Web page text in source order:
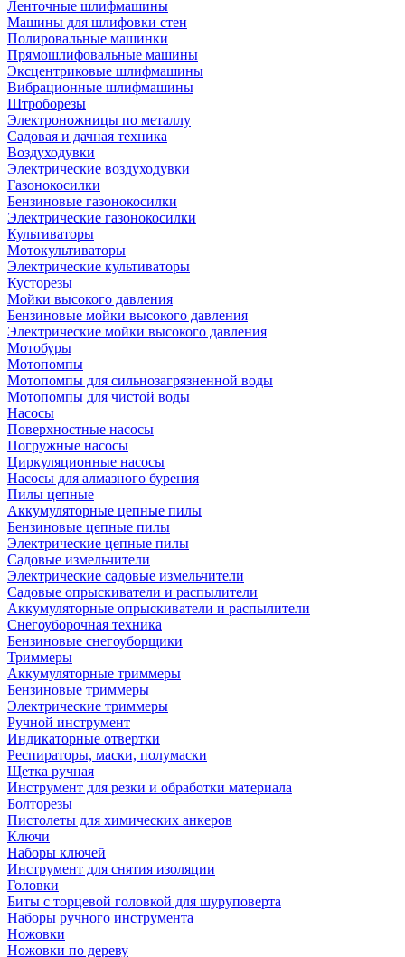
Ленточные шлифмашины
Машины для шлифовки стен
Полировальные машинки
Прямошлифовальные машины
Эксцентриковые шлифмашины
Вибрационные шлифмашины
Штроборезы
Электроножницы по металлу
Садовая и дачная техника
Воздуходувки
Электрические воздуходувки
Газонокосилки
Бензиновые газонокосилки
Электрические газонокосилки
Культиваторы
Мотокультиваторы
Электрические культиваторы
Кусторезы
Мойки высокого давления
Бензиновые мойки высокого давления
Электрические мойки высокого давления
Мотобуры
Мотопомпы
Мотопомпы для сильнозагрязненной воды
Мотопомпы для чистой воды
Насосы
Поверхностные насосы
Погружные насосы
Циркуляционные насосы
Насосы для алмазного бурения
Пилы цепные
Аккумуляторные цепные пилы
Бензиновые цепные пилы
Электрические цепные пилы
Садовые измельчители
Электрические садовые измельчители
Садовые опрыскиватели и распылители
Аккумуляторные опрыскиватели и распылители
Снегоуборочная техника
Бензиновые снегоуборщики
Триммеры
Аккумуляторные триммеры
Бензиновые триммеры
Электрические триммеры
Ручной инструмент
Индикаторные отвертки
Респираторы, маски, полумаски
Щетка ручная
Инструмент для резки и обработки материала
Болторезы
Пистолеты для химических анкеров
Ключи
Наборы ключей
Инструмент для снятия изоляции
Головки
Биты с торцевой головкой для шуруповерта
Наборы ручного инструмента
Ножовки
Ножовки по дереву